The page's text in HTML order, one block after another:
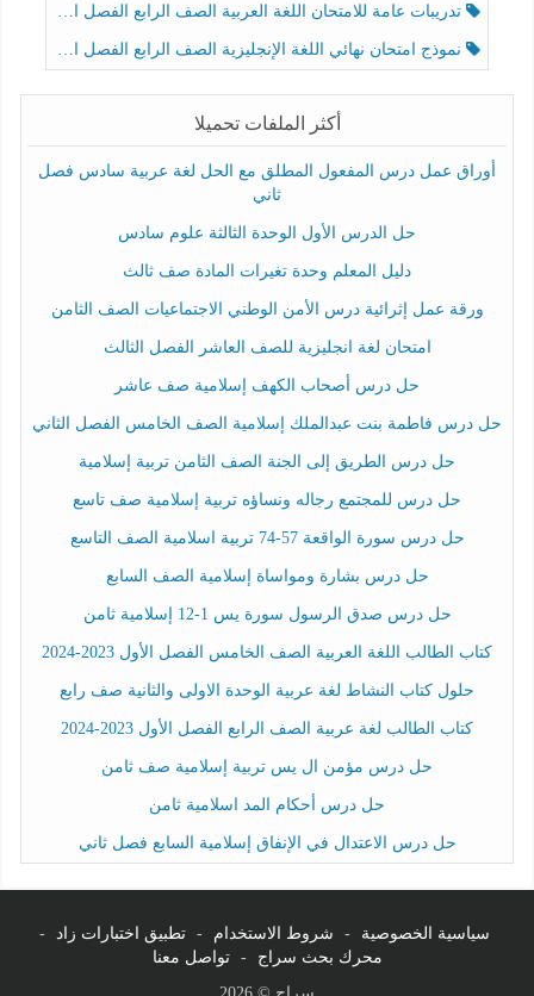
تدريبات عامة للامتحان اللغة العربية الصف الرابع الفصل الثالث
نموذج امتحان نهائي اللغة الإنجليزية الصف الرابع الفصل الثالث
أكثر الملفات تحميلا
أوراق عمل درس المفعول المطلق مع الحل لغة عربية سادس فصل
ثاني
حل الدرس الأول الوحدة الثالثة علوم سادس
دليل المعلم وحدة تغيرات المادة صف ثالث
ورقة عمل إثرائية درس الأمن الوطني الاجتماعيات الصف الثامن
امتحان لغة انجليزية للصف العاشر الفصل الثالث
حل درس أصحاب الكهف إسلامية صف عاشر
حل درس فاطمة بنت عبدالملك إسلامية الصف الخامس الفصل الثاني
حل درس الطريق إلى الجنة الصف الثامن تربية إسلامية
حل درس للمجتمع رجاله ونساؤه تربية إسلامية صف تاسع
حل درس سورة الواقعة 57-74 تربية اسلامية الصف التاسع
حل درس بشارة ومواساة إسلامية الصف السابع
حل درس صدق الرسول سورة يس 1-12 إسلامية ثامن
كتاب الطالب اللغة العربية الصف الخامس الفصل الأول 2023-2024
حلول كتاب النشاط لغة عربية الوحدة الاولى والثانية صف رابع
كتاب الطالب لغة عربية الصف الرابع الفصل الأول 2023-2024
حل درس مؤمن ال يس تربية إسلامية صف ثامن
حل درس أحكام المد اسلامية ثامن
حل درس الاعتدال في الإنفاق إسلامية السابع فصل ثاني
سياسية الخصوصية - شروط الاستخدام - تطبيق اختبارات زاد
-
محرك بحث سراج
-
تواصل معنا